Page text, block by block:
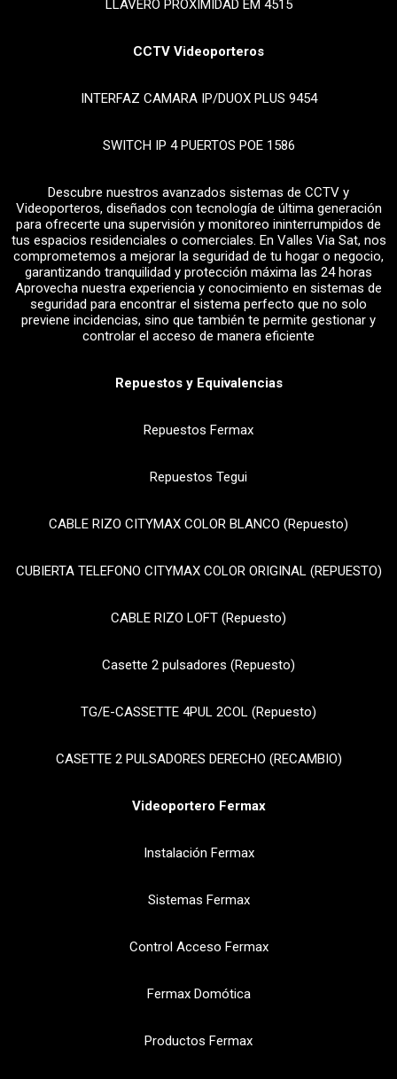
LLAVERO PROXIMIDAD EM 4515
CCTV Videoporteros
INTERFAZ CAMARA IP/DUOX PLUS 9454
SWITCH IP 4 PUERTOS POE 1586
Descubre nuestros avanzados sistemas de CCTV y
Videoporteros, diseñados con tecnología de última generación
para ofrecerte una supervisión y monitoreo ininterrumpidos de
tus espacios residenciales o comerciales. En Valles Via Sat, nos
comprometemos a mejorar la seguridad de tu hogar o negocio,
garantizando tranquilidad y protección máxima las 24 horas
Aprovecha nuestra experiencia y conocimiento en sistemas de
seguridad para encontrar el sistema perfecto que no solo
previene incidencias, sino que también te permite gestionar y
controlar el acceso de manera eficiente
Repuestos y Equivalencias
Repuestos Fermax
Repuestos Tegui
CABLE RIZO CITYMAX COLOR BLANCO (Repuesto)
CUBIERTA TELEFONO CITYMAX COLOR ORIGINAL (REPUESTO)
CABLE RIZO LOFT (Repuesto)
Casette 2 pulsadores (Repuesto)
TG/E-CASSETTE 4PUL 2COL (Repuesto)
CASETTE 2 PULSADORES DERECHO (RECAMBIO)
Videoportero Fermax
Instalación Fermax
Sistemas Fermax
Control Acceso Fermax
Fermax Domótica
Productos Fermax